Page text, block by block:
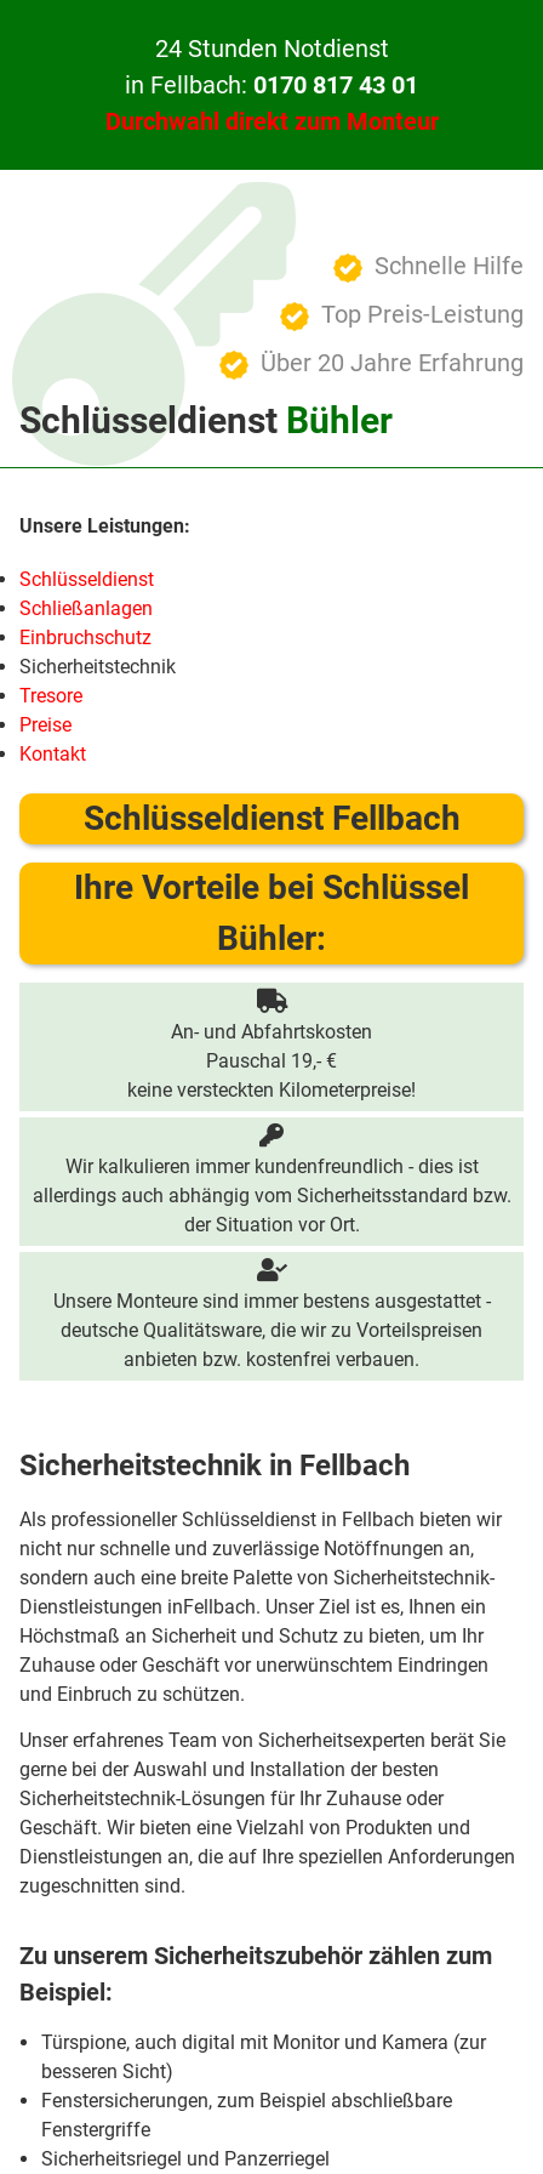
24 Stunden Notdienst
in Fellbach: 0170 817 43 01
Durchwahl direkt zum Monteur
Schnelle Hilfe
Top Preis-Leistung
Über 20 Jahre Erfahrung
Schlüsseldienst Bühler
Schlüsseldienst
Schließanlagen
Einbruchschutz
Sicherheitstechnik
Tresore
Preise
Kontakt
Schlüsseldienst Fellbach
Ihre Vorteile bei Schlüssel
Bühler:
An- und Abfahrtskosten
Pauschal 19,- €
keine versteckten Kilometerpreise!
Wir kalkulieren immer kundenfreundlich - dies ist
allerdings auch abhängig vom Sicherheitsstandard bzw.
der Situation vor Ort.
Unsere Monteure sind immer bestens ausgestattet -
deutsche Qualitätsware, die wir zu Vorteilspreisen
anbieten bzw. kostenfrei verbauen.
Sicherheitstechnik in Fellbach
Als professioneller Schlüsseldienst in Fellbach bieten wir
nicht nur schnelle und zuverlässige Notöffnungen an,
sondern auch eine breite Palette von Sicherheitstechnik-
Dienstleistungen inFellbach. Unser Ziel ist es, Ihnen ein
Höchstmaß an Sicherheit und Schutz zu bieten, um Ihr
Zuhause oder Geschäft vor unerwünschtem Eindringen
und Einbruch zu schützen.
Unser erfahrenes Team von Sicherheitsexperten berät Sie
gerne bei der Auswahl und Installation der besten
Sicherheitstechnik-Lösungen für Ihr Zuhause oder
Geschäft. Wir bieten eine Vielzahl von Produkten und
Dienstleistungen an, die auf Ihre speziellen Anforderungen
zugeschnitten sind.
Zu unserem Sicherheitszubehör zählen zum
Beispiel:
Türspione, auch digital mit Monitor und Kamera (zur
besseren Sicht)
Fenstersicherungen, zum Beispiel abschließbare
Fenstergriffe
Sicherheitsriegel und Panzerriegel